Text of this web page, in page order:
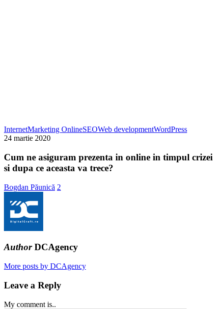
InternetMarketing OnlineSEOWeb developmentWordPressCum
prezenta
24 martie 2020
Cum ne asiguram prezenta in online in timpul crizei
si dupa ce aceasta va trece?
Bogdan Păunică 2
AuthorDCAgency
More posts by DCAgency
Leave a Reply
My comment is..